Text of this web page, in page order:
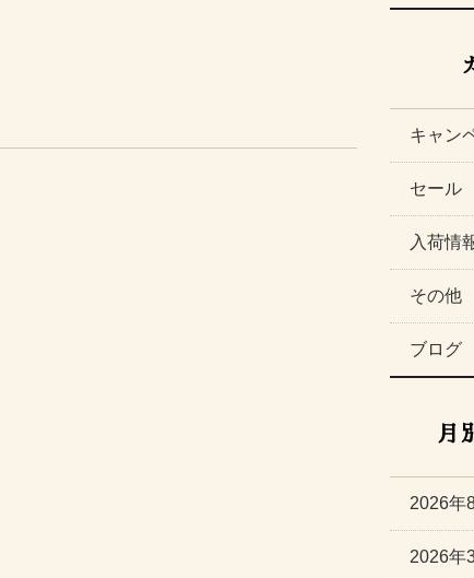
キャン
セール
入荷情
その他
ブログ
月
2026年
2026年